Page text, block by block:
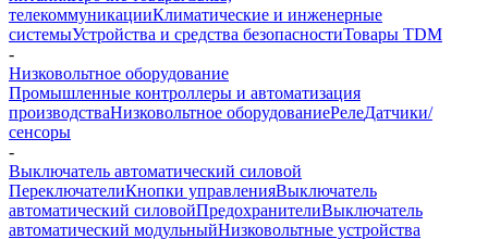
телекоммуникацииКлиматические и инженерные
системыУстройства и средства безопасностиТовары TDM
-
Низковольтное оборудование
Промышленные контроллеры и автоматизация
производстваНизковольтное оборудованиеРелеДатчики/
сенсоры
-
Выключатель автоматический силовой
ПереключателиКнопки управленияВыключатель
автоматический силовойПредохранителиВыключатель
автоматический модульныйНизковольтные устройства